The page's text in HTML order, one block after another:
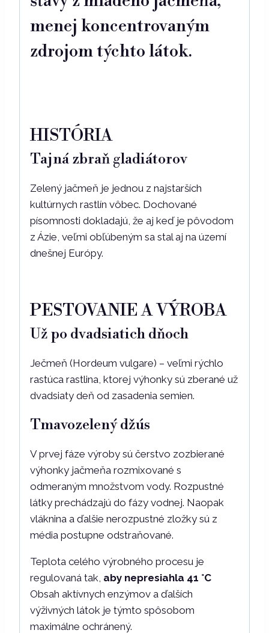
menej koncentrovaným
zdrojom týchto látok.
HISTÓRIA
Tajná zbraň gladiátorov
Zelený jačmeň je jednou z najstarších
kultúrnych rastlín vôbec. Dochované
písomnosti dokladajú, že aj keď je pôvodom
z Ázie, veľmi obľúbeným sa stal aj na území
dnešnej Európy.
PESTOVANIE A VÝROBA
Už po dvadsiatich dňoch
Ječmeň (Hordeum vulgare) – veľmi rýchlo
rastúca rastlina, ktorej výhonky sú zberané už
dvadsiaty deň od zasadenia semien.
Tmavozelený džús
V prvej fáze výroby sú čerstvo zozbierané
výhonky jačmeňa rozmixované s
odmeraným množstvom vody. Rozpustné
látky prechádzajú do fázy vodnej. Naopak
vláknina a ďalšie nerozpustné zložky sú z
média postupne odstraňované.
Teplota celého výrobného procesu je
regulovaná tak, aby nepresiahla 41 °C
Obsah aktívnych enzýmov a ďalších
výživných látok je týmto spôsobom
maximálne ochránený.